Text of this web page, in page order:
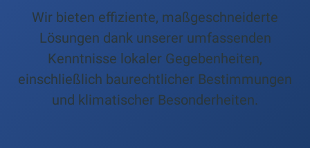
Wir bieten effiziente, maßgeschneiderte
Lösungen dank unserer umfassenden
Kenntnisse lokaler Gegebenheiten,
einschließlich baurechtlicher Bestimmungen
und klimatischer Besonderheiten.